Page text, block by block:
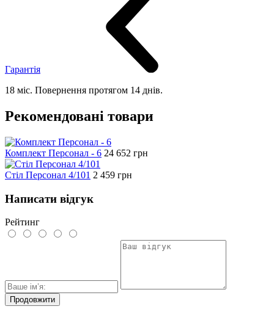
Гарантія
18 міс. Повернення протягом 14 днів.
Рекомендовані товари
Комплект Персонал - 6 24 652 грн
Стіл Персонал 4/101 2 459 грн
Написати відгук
Рейтинг
Продовжити